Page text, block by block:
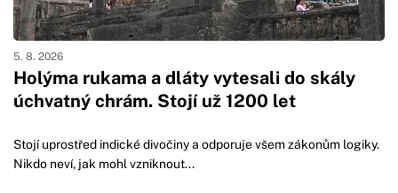
Holýma rukama a dláty vytesali do skály
úchvatný chrám. Stojí už 1200 let
5. 8. 2026
Stojí uprostřed indické divočiny a odporuje všem zákonům logiky.
Nikdo neví, jak mohl vzniknout...